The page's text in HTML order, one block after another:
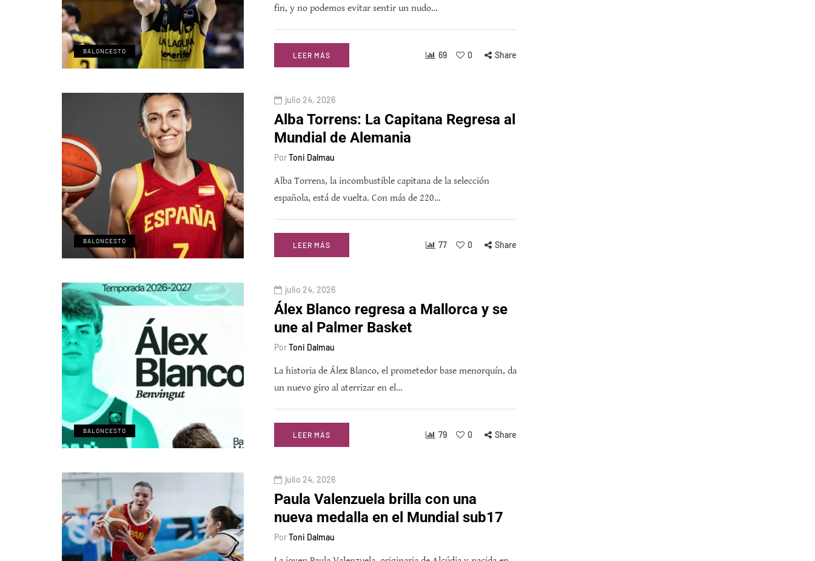
BALONCESTO
fin, y no podemos evitar sentir un nudo…
LEER MÁS 69 0 Share
BALONCESTO
julio 24, 2026
Alba Torrens: La Capitana Regresa al
Mundial de Alemania
PorToni Dalmau
Alba Torrens, la incombustible capitana de la selección
española, está de vuelta. Con más de 220…
LEER MÁS 77 0 Share
BALONCESTO
julio 24, 2026
Álex Blanco regresa a Mallorca y se
une al Palmer Basket
PorToni Dalmau
La historia de Álex Blanco, el prometedor base menorquín, da
un nuevo giro al aterrizar en el…
LEER MÁS 79 0 Share
julio 24, 2026
Paula Valenzuela brilla con una
nueva medalla en el Mundial sub17
PorToni Dalmau